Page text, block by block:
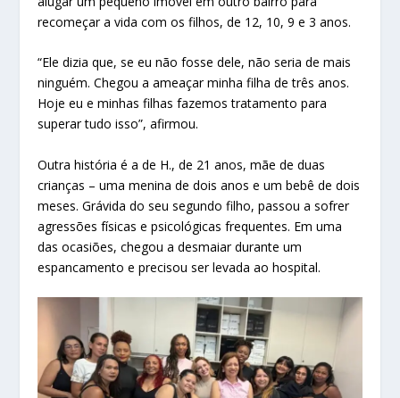
recomeçar a vida com os filhos, de 12, 10, 9 e 3 anos.
“Ele dizia que, se eu não fosse dele, não seria de mais
ninguém. Chegou a ameaçar minha filha de três anos.
Hoje eu e minhas filhas fazemos tratamento para
superar tudo isso”, afirmou.
Outra história é a de H., de 21 anos, mãe de duas
crianças – uma menina de dois anos e um bebê de dois
meses. Grávida do seu segundo filho, passou a sofrer
agressões físicas e psicológicas frequentes. Em uma
das ocasiões, chegou a desmaiar durante um
espancamento e precisou ser levada ao hospital.